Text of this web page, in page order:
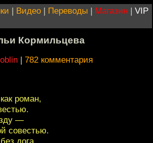
| Видео | Переводы | Магазин | VIP
Кормильцева
| 782 комментария
роман,
—
совестью.
дога